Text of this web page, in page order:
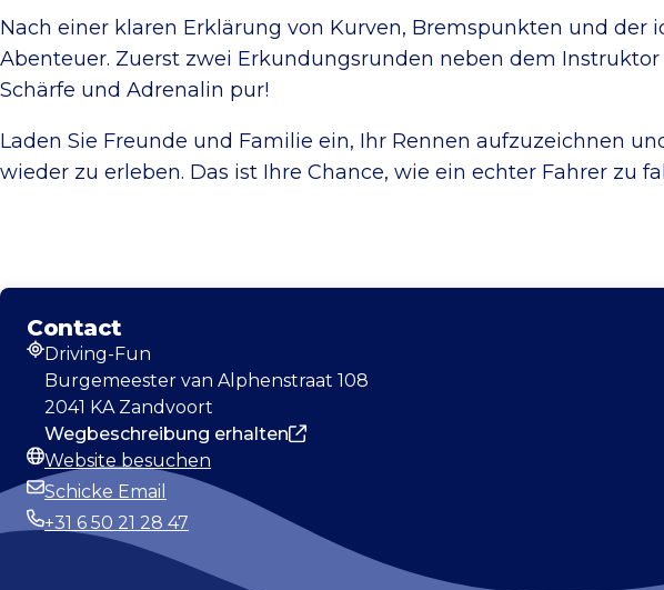
Nach einer klaren Erklärung von Kurven, Bremspunkten und
Abenteuer. Zuerst zwei Erkundungsrunden neben dem
Schärfe und Adrenalin pur!
Laden Sie Freunde und Familie ein, Ihr Rennen aufzuzeichnen
wieder zu erleben. Das ist Ihre Chance, wie ein echter Fahrer zu
Contact
Adresse
Driving-Fun
Burgemeester van Alphenstraat 108
2041 KA Zandvoort
Wegbeschreibung erhalten
Webseite
Website besuchen
E-Mail-Adresse
Schicke Email
Telefonnummer
+31 6 50 21 28 47